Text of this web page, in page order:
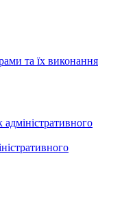
та їх виконання